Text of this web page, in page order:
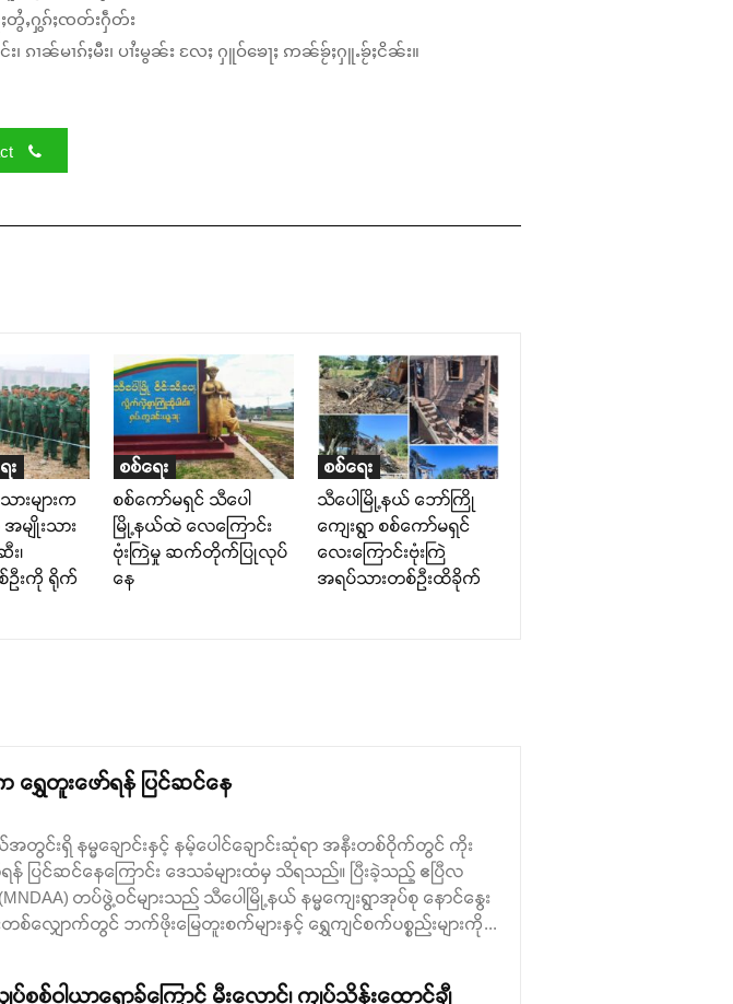
တွႆႇႁွၵ်ႈၸတ်းႁဵတ်း
ၵၢၼ်မၢၵ်ႈမီး၊ ပၢႆးမွၼ်း လႄႈ ႁူဝ်ၶေႃႈ ဢၼ်ၶႂ်ႈႁူႉၶႂ်ႈငိၼ်း။
း
ားများက
မျိုးသား
၊
ဦးကို ရိုက်
စစ်ရေး
စစ်ကော်မရှင် သီပေါ
မြို့နယ်ထဲ လေကြောင်း
ဗုံးကြဲမှု ဆက်တိုက်ပြုလုပ်
နေ
စစ်ရေး
သီပေါမြို့နယ် ဘော်ကြို
ကျေးရွာ စစ်ကော်မရှင်
လေးကြောင်းဗုံးကြဲ
အရပ်သားတစ်ဉီးထိခိုက်
ရွှေတူးဖော်ရန် ပြင်ဆင်နေ
အတွင်းရှိ နမ္မချောင်းနှင့် နမ့်ပေါင်ချောင်းဆုံရာ အနီးတစ်ဝိုက်တွင် ကိုး
ပြင်ဆင်နေကြောင်း ဒေသခံများထံမှ သိရသည်။ ပြီးခဲ့သည့် ဧပြီလ
တပ်ဖွဲ့ဝင်များသည် သီပေါမြို့နယ် နမ္မကျေးရွာအုပ်စု နောင်နွေး
စ်လျှောက်တွင် ဘက်ဖိုးမြေတူးစက်များနှင့် ရွှေကျင်စက်ပစ္စည်းများကို...
ပ်စစ်ဝါယာရှော့ခ်ကြောင့် မီးလောင်၊ ကျပ်သိန်းထောင်ချီ